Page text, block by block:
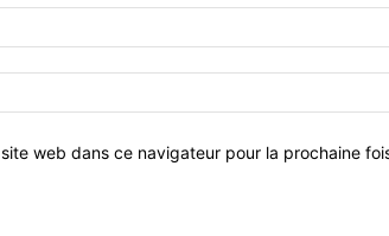
web dans ce navigateur pour la prochaine